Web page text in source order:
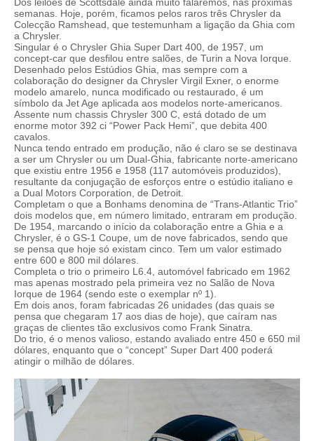
semanas. Hoje, porém, ficamos pelos raros três Chrysler da
Colecção Ramshead, que testemunham a ligação da Ghia com
a Chrysler.
Singular é o Chrysler Ghia Super Dart 400, de 1957, um
concept-car que desfilou entre salões, de Turin a Nova Iorque.
Desenhado pelos Estúdios Ghia, mas sempre com a
colaboração do designer da Chrysler Virgil Exner, o enorme
modelo amarelo, nunca modificado ou restaurado, é um
símbolo da Jet Age aplicada aos modelos norte-americanos.
Assente num chassis Chrysler 300 C, está dotado de um
enorme motor 392 ci “Power Pack Hemi”, que debita 400
cavalos.
Nunca tendo entrado em produção, não é claro se se destinava
a ser um Chrysler ou um Dual-Ghia, fabricante norte-americano
que existiu entre 1956 e 1958 (117 automóveis produzidos),
resultante da conjugação de esforços entre o estúdio italiano e
a Dual Motors Corporation, de Detroit.
Completam o que a Bonhams denomina de “Trans-Atlantic Trio”
dois modelos que, em número limitado, entraram em produção.
De 1954, marcando o início da colaboração entre a Ghia e a
Chrysler, é o GS-1 Coupe, um de nove fabricados, sendo que
se pensa que hoje só existam cinco. Tem um valor estimado
entre 600 e 800 mil dólares.
Completa o trio o primeiro L6.4, automóvel fabricado em 1962
mas apenas mostrado pela primeira vez no Salão de Nova
Iorque de 1964 (sendo este o exemplar nº 1).
Em dois anos, foram fabricadas 26 unidades (das quais se
pensa que chegaram 17 aos dias de hoje), que caíram nas
graças de clientes tão exclusivos como Frank Sinatra.
Do trio, é o menos valioso, estando avaliado entre 450 e 650 mil
dólares, enquanto que o “concept” Super Dart 400 poderá
atingir o milhão de dólares.